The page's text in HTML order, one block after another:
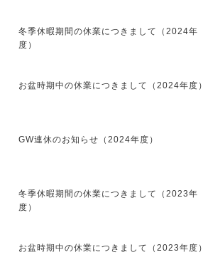
冬季休暇期間の休業につきまして（2024年
度）
お盆時期中の休業につきまして（2024年度）
GW連休のお知らせ（2024年度）
冬季休暇期間の休業につきまして（2023年
度）
お盆時期中の休業につきまして（2023年度）